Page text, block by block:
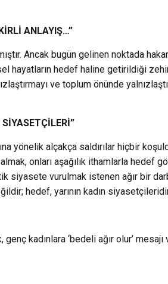
ANLAYIŞ…”
Ancak bugün gelinen noktada
hayatların hedef haline getirildiği
ve toplum önünde
yönelik alçakça saldırılar hiçbir
onları aşağılık ithamlarla hedef
siyasete vurulmak istenen ağır bir
hedef, yarının kadın
kadınlara ‘bedeli ağır olur’ mesajı